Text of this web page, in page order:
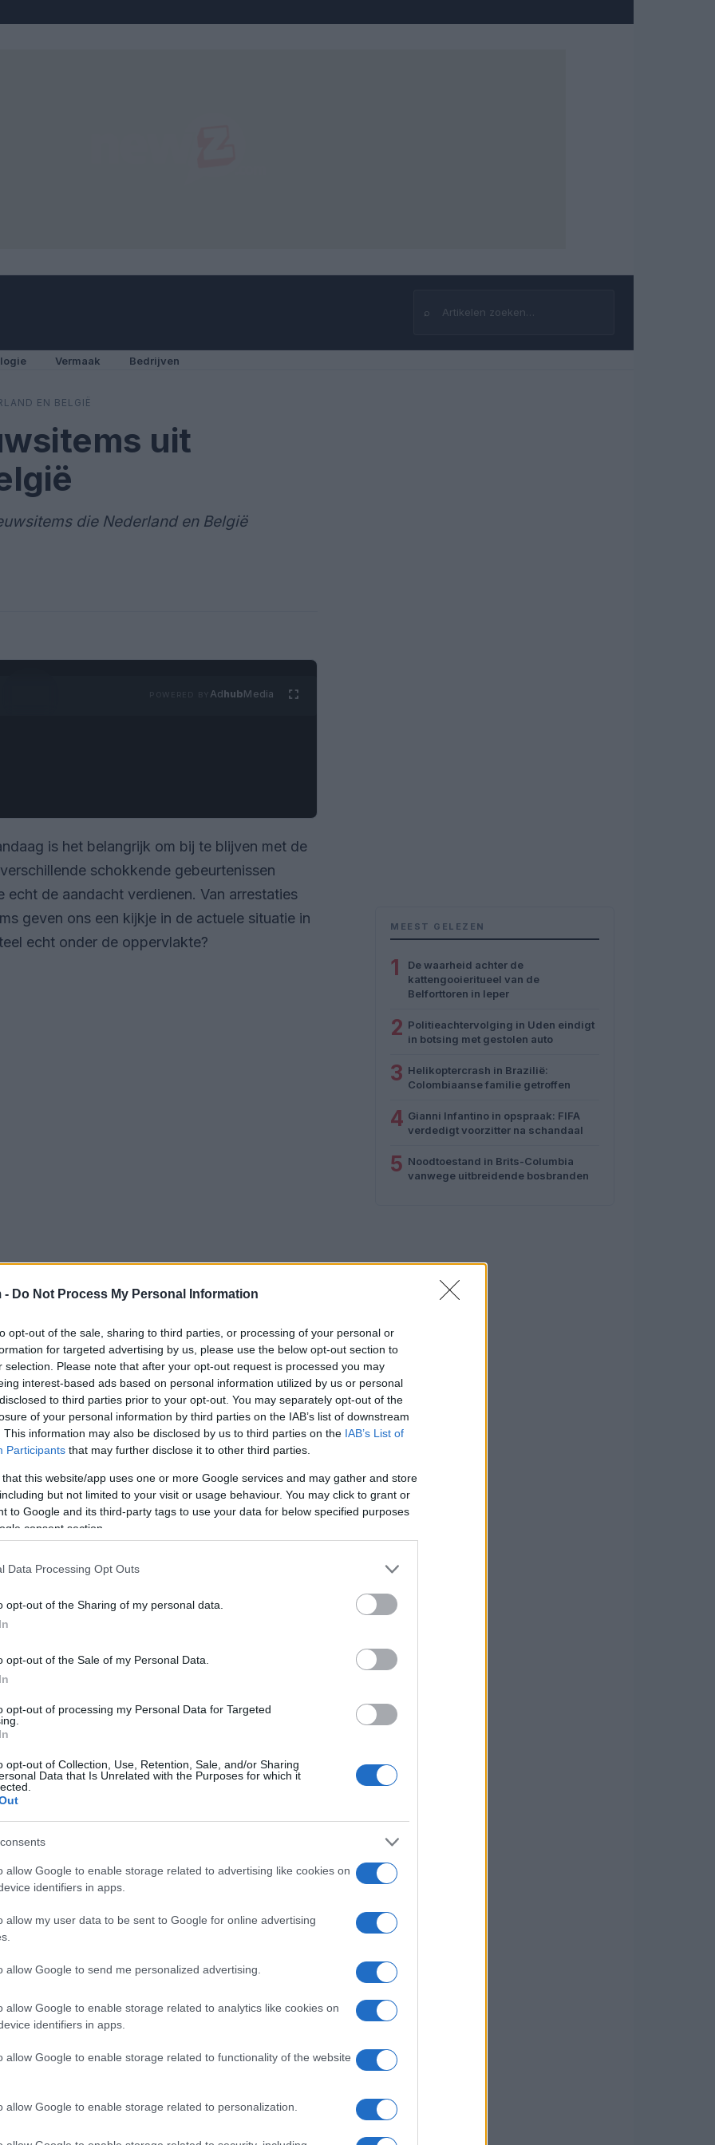
- Do Not Process My Personal Information
opt-out of the sale, sharing to third parties, or processing of your personal or
for targeted advertising by us, please use the below opt-out section to
selection. Please note that after your opt-out request is processed you may
interest-based ads based on personal information utilized by us or personal
to third parties prior to your opt-out. You may separately opt-out of the
of your personal information by third parties on the IAB’s list of downstream
This information may also be disclosed by us to third parties on the IAB’s List of
Participants that may further disclose it to other third parties.
that this website/app uses one or more Google services and may gather and store
but not limited to your visit or usage behaviour. You may click to grant or
to Google and its third-party tags to use your data for below specified purposes
consent section.
Data Processing Opt Outs
opt-out of the Sharing of my personal data.
opt-out of the Sale of my Personal Data.
opt-out of processing my Personal Data for Targeted
opt-out of Collection, Use, Retention, Sale, and/or Sharing
Data that Is Unrelated with the Purposes for which it
allow Google to enable storage related to advertising like cookies on
identifiers in apps.
allow my user data to be sent to Google for online advertising
allow Google to send me personalized advertising.
allow Google to enable storage related to analytics like cookies on
identifiers in apps.
allow Google to enable storage related to functionality of the website
allow Google to enable storage related to personalization.
⌕
Zoeken
Vermaak Bedrijven
EN BELGIË
uit
die Nederland en België
AdhubMedia
is het belangrijk om bij te blijven met de
schokkende gebeurtenissen
de aandacht verdienen. Van arrestaties
geven ons een kijkje in de actuele situatie in
echt onder de oppervlakte?
Rotterdam
in verband met een fatale schietpartij die op 5
voorval heeft niet alleen de lokale
ook een schaduw over de veiligheid in
de uitdagingen waar veel Europese steden
we ons eigenlijk in onze eigen straten?
bezorgdheid over geweld in de straten, en
rechtvaardigheid. De autoriteiten doen hun
deze tragedie te onderzoeken en de
boeten.
verkeersproblemen, vooral rond de Tweede
staan vaak uren in de file. Wat maakt
De verstoppingen ontstaan door
impact is voelbaar voor iedereen die de
routes te overwegen en waar mogelijk
een uitdaging die de stedelijke infrastructuur
oplossingen om de doorstroom te verbeteren.
het hoofd bieden?
MEEST GELEZEN
1
De waarheid achter de
kattengooieritueel van de
Belforttoren in Ieper
2 Politieachtervolging in Uden eindigt
in botsing met gestolen auto
3 Helikoptercrash in Brazilië:
Colombiaanse familie getroffen
4 Gianni Infantino in opspraak: FIFA
verdedigt voorzitter na schandaal
5 Noodtoestand in Brits-Columbia
vanwege uitbreidende bosbranden